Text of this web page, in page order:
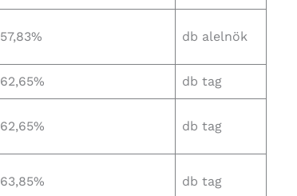
57,83% db alelnök
62,65% db tag
62,65% db tag
63,85% db tag